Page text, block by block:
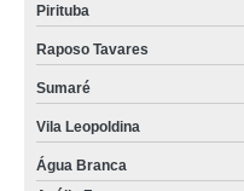
Pirituba
Raposo Tavares
Sumaré
Vila Leopoldina
Água Branca